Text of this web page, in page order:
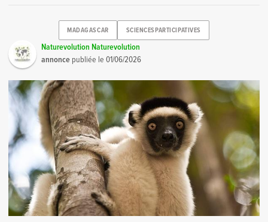
MADAGASCAR SCIENCESPARTICIPATIVES
Naturevolution Naturevolution
annonce publiée le01/06/2026